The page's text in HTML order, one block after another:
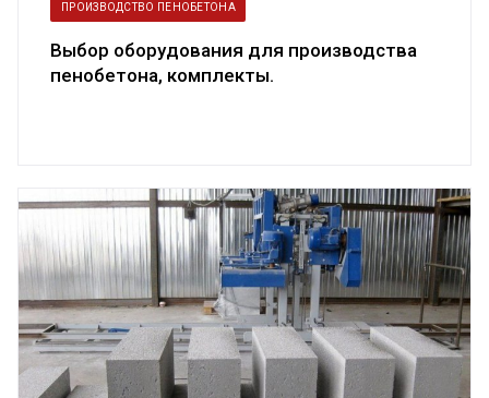
ПРОИЗВОДСТВО ПЕНОБЕТОНА
Выбор оборудования для производства
пенобетона, комплекты.